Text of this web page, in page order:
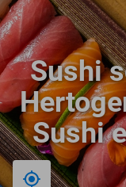
Sushi
Sushi
Bij mij in de